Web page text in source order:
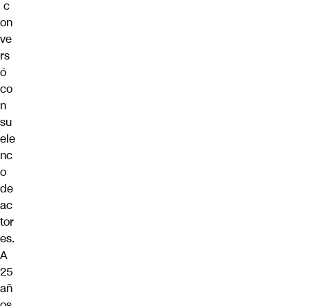
c
on
ve
rs
ó
co
n
su
ele
nc
o
de
ac
tor
es.
A
25
añ